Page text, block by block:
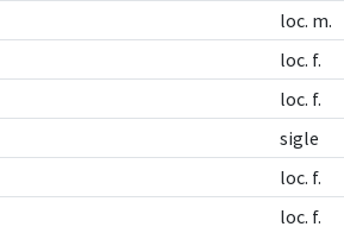
loc. m.
loc. f.
loc. f.
sigle
loc. f.
loc. f.